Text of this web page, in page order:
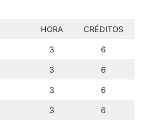
HORA CRÉDITOS
3 6
3 6
3 6
3 6